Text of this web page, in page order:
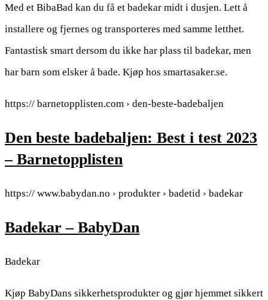
Med et BibaBad kan du få et badekar midt i dusjen. Lett å
installere og fjernes og transporteres med samme letthet.
Fantastisk smart dersom du ikke har plass til badekar, men
har barn som elsker å bade. Kjøp hos smartasaker.se.
https:// barnetopplisten.com › den-beste-badebaljen
Den beste badebaljen: Best i test 2023
– Barnetopplisten
https:// www.babydan.no › produkter › badetid › badekar
Badekar – BabyDan
Badekar
Kjøp BabyDans sikkerhetsprodukter og gjør hjemmet sikkert